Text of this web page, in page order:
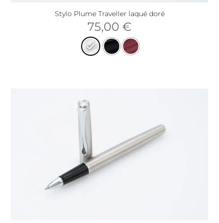
Stylo Plume Traveller laqué doré
75,00 €